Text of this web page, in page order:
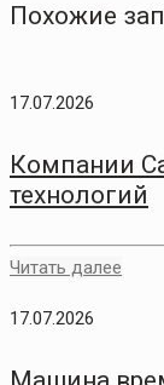
Похожие
17.07.2026
Компании
технологий
Читать далее
17.07.2026